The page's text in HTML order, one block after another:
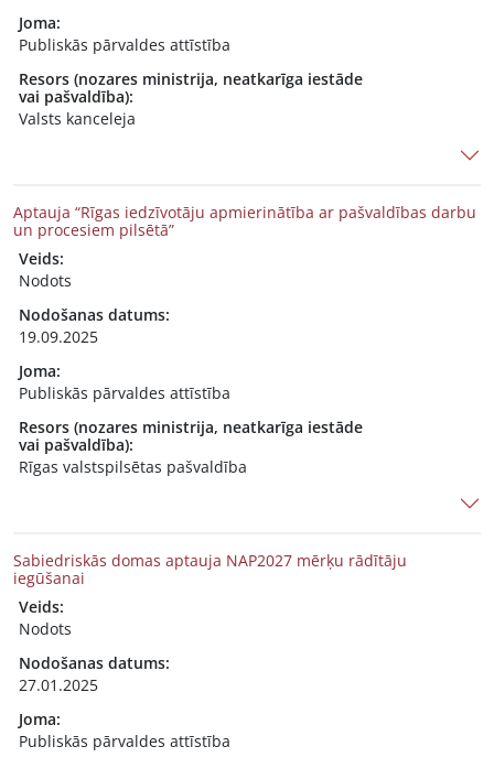
Joma:
Publiskās pārvaldes attīstība
Resors (nozares ministrija, neatkarīga iestāde
vai pašvaldība):
Valsts kanceleja
Aptauja “Rīgas iedzīvotāju apmierinātība ar pašvaldības darbu
un procesiem pilsētā”
Veids:
Nodots
Nodošanas datums:
19.09.2025
Joma:
Publiskās pārvaldes attīstība
Resors (nozares ministrija, neatkarīga iestāde
vai pašvaldība):
Rīgas valstspilsētas pašvaldība
Sabiedriskās domas aptauja NAP2027 mērķu rādītāju
iegūšanai
Veids:
Nodots
Nodošanas datums:
27.01.2025
Joma:
Publiskās pārvaldes attīstība